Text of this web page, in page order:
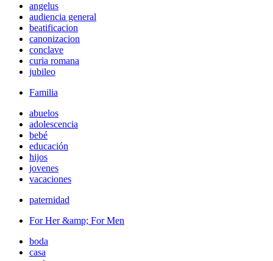
angelus
audiencia general
beatificacion
canonizacion
conclave
curia romana
jubileo
Familia
abuelos
adolescencia
bebé
educación
hijos
jovenes
vacaciones
paternidad
For Her &amp; For Men
boda
casa